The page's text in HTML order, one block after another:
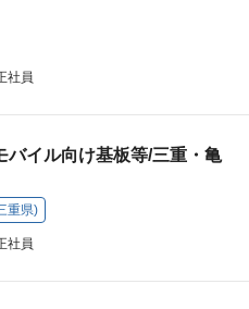
社員
イル向け基板等/三重・亀
重県)
社員